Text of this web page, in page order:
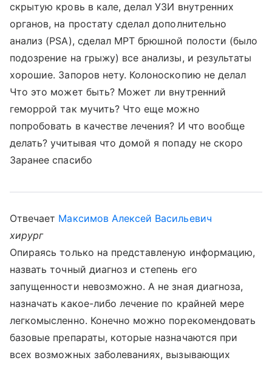
скрытую кровь в кале, делал УЗИ внутренних
органов, на простату сделал дополнительно
анализ (PSA), сделал МРТ брюшной полости (было
подозрение на грыжу) все анализы, и результаты
хорошие. Запоров нету. Колоноскопию не делал
Что это может быть? Может ли внутренний
геморрой так мучить? Что еще можно
попробовать в качестве лечения? И что вообще
делать? учитывая что домой я попаду не скоро
Заранее спасибо
Отвечает Максимов Алексей Васильевич
хирург
Опираясь только на представленую информацию,
назвать точный диагноз и степень его
запущенности невозможно. А не зная диагноза,
назначать какое-либо лечение по крайней мере
легкомысленно. Конечно можно порекомендовать
базовые препараты, которые назначаются при
всех возможных заболеваниях, вызывающих